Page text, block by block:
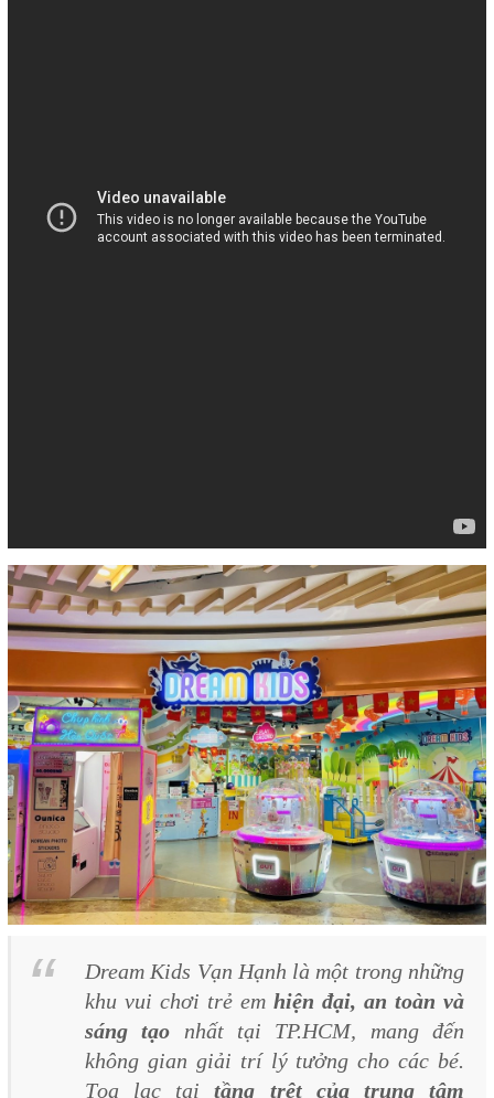
Dream Kids Vạn Hạnh là một trong những
khu vui chơi trẻ em hiện đại, an toàn và
sáng tạo nhất tại TP.HCM, mang đến
không gian giải trí lý tưởng cho các bé.
Tọa lạc tạitầng trệt của trung tâm